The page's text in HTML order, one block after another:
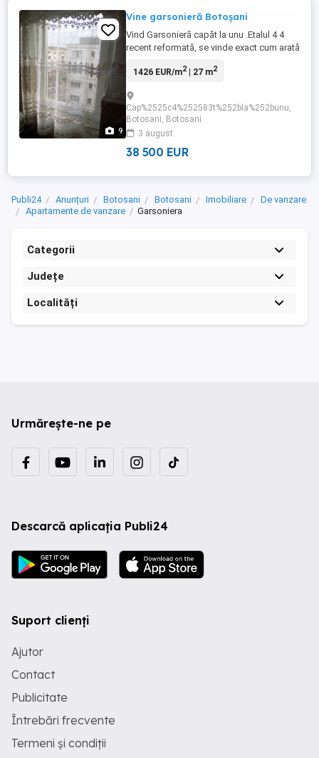
9
Vine garsonieră Botoșani
Vind Garsonieră capăt la unu .Etalul 4 4
recent reformată, se vinde exact cum arată
1426 EUR/m2| 27 m2
Cap%2525c4%252583t%252bla%252bunu,
Botosani, Botosani
3 august
38 500 EUR
Publi24 Anunțuri Botosani Botosani Imobiliare
De vanzare
Apartamente de vanzare
Garsoniera
Categorii
Județe
Localități
Urmărește-ne pe
Descarcă aplicația Publi24
Suport clienți
Ajutor
Contact
Publicitate
Întrebări frecvente
Termeni și condiții